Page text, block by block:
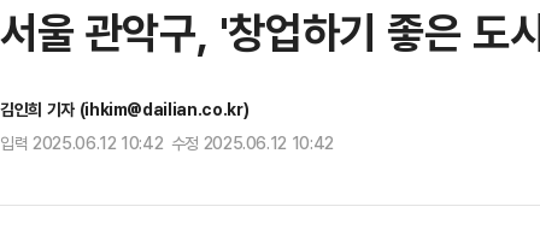
서울 관악구, '창업하기 좋은 도
김인희 기자 (ihkim@dailian.co.kr)
입력 2025.06.12 10:42 수정 2025.06.12 10:42